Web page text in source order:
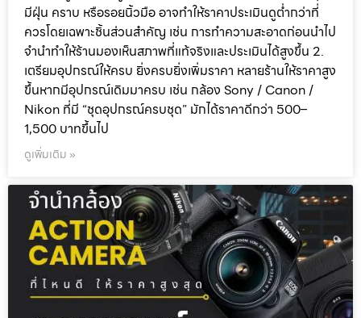
มีฝุ่น คราบ หรือรอยนิ้วมือ อาจทำให้ราคาประเมินดูต่ำกว่าที่
ควรโดยเฉพาะชิ้นส่วนสำคัญ เช่น การทำความสะอาดก่อนนำไป
จำนำทำให้ร้านมองเห็นสภาพที่แท้จริงและประเมินได้สูงขึ้น 2.
เตรียมอุปกรณ์ให้ครบ ยิ่งครบยิ่งเพิ่มราคา หลายร้านให้ราคาสูง
ขึ้นหากมีอุปกรณ์เดิมมาครบ เช่น กล้อง Sony / Canon /
Nikon ที่มี “ชุดอุปกรณ์ครบชุด” มักได้ราคาดีกว่า 500–
1,500 บาทขึ้นไป
ดูเพิ่มเติม »